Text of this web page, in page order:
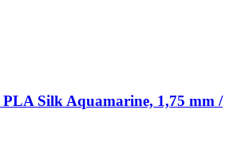
PLA Silk Aquamarine, 1,75 mm /